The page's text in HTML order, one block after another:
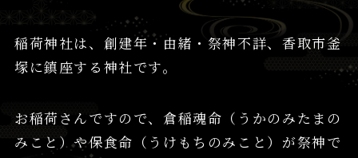
稲荷神社は、創建年・由緒・祭神不詳、香取市釜
塚に鎮座する神社です。
お稲荷さんですので、倉稲魂命（うかのみたまの
みこと）や保食命（うけもちのみこと）が祭神で